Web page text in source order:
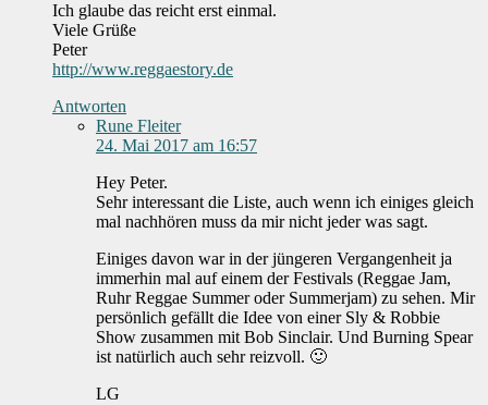
Ich glaube das reicht erst einmal.
Viele Grüße
Peter
http://www.reggaestory.de
Antworten
Rune Fleiter
24. Mai 2017 am 16:57
Hey Peter.
Sehr interessant die Liste, auch wenn ich einiges gleich
mal nachhören muss da mir nicht jeder was sagt.
Einiges davon war in der jüngeren Vergangenheit ja
immerhin mal auf einem der Festivals (Reggae Jam,
Ruhr Reggae Summer oder Summerjam) zu sehen. Mir
persönlich gefällt die Idee von einer Sly & Robbie
Show zusammen mit Bob Sinclair. Und Burning Spear
ist natürlich auch sehr reizvoll. 🙂
LG